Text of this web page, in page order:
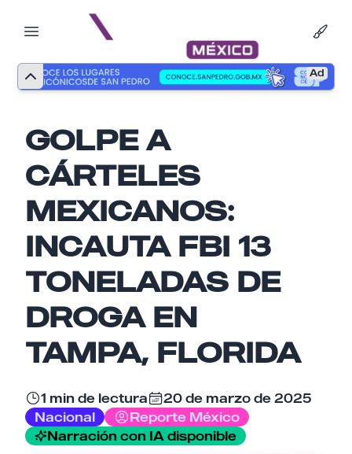
Ad
GOLPE A
CÁRTELES
MEXICANOS:
INCAUTA FBI 13
TONELADAS DE
DROGA EN
TAMPA, FLORIDA
1 min de lectura
20 de marzo de 2025
Nacional
Reporte México
Narración con IA disponible
Nombre
Email
Tu comentario